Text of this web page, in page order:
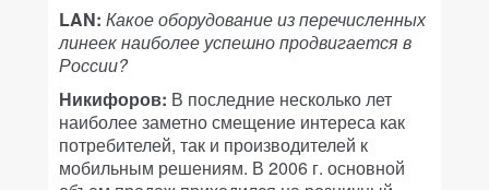
LAN: Какое оборудование из перечисленных
линеек наиболее успешно продвигается в
России?
Никифоров: В последние несколько лет
наиболее заметно смещение интереса как
потребителей, так и производителей к
мобильным решениям. В 2006 г. основной